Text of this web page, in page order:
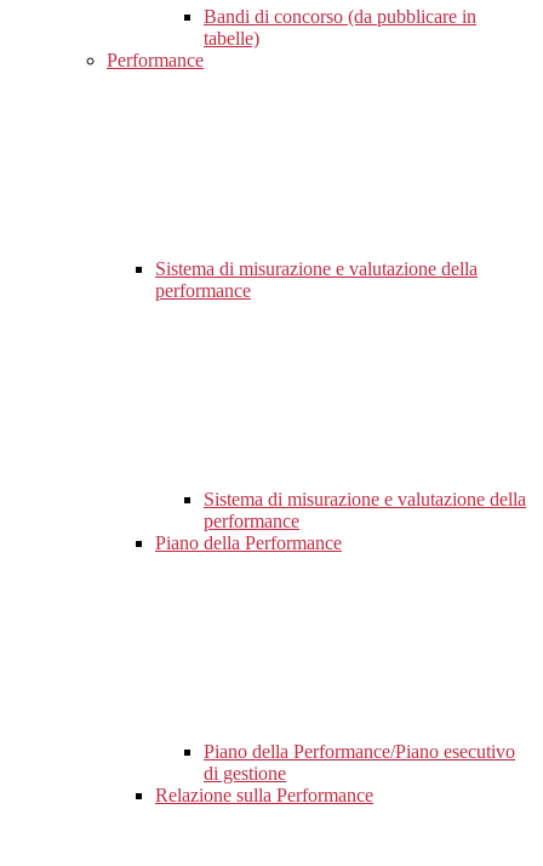
Bandi di concorso (da pubblicare in
tabelle)
Performance
Sistema di misurazione e valutazione della
performance
Sistema di misurazione e valutazione della
performance
Piano della Performance
Piano della Performance/Piano esecutivo
di gestione
Relazione sulla Performance